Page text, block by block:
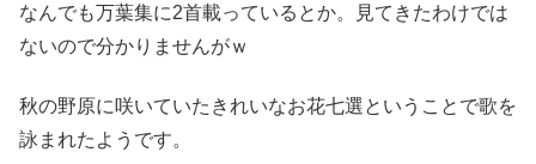
なんでも万葉集に2首載っているとか。見てきたわけでは
ないので分かりませんがｗ
秋の野原に咲いていたきれいなお花七選ということで歌を
詠まれたようです。